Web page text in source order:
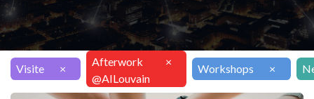
Visite ×
Afterwork
@AILouvain
×
Workshops ×